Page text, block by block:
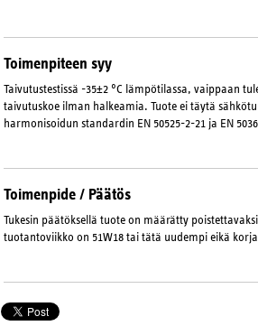
Toimenpiteen syy
Taivutustestissä -35±2 °C lämpötilassa, vaippaan
taivutuskoe ilman halkeamia. Tuote ei täytä
harmonisoidun standardin EN 50525-2-21 ja EN
Toimenpide / Päätös
Tukesin päätöksellä tuote on määrätty
tuotantoviikko on 51W18 tai tätä uudempi eikä